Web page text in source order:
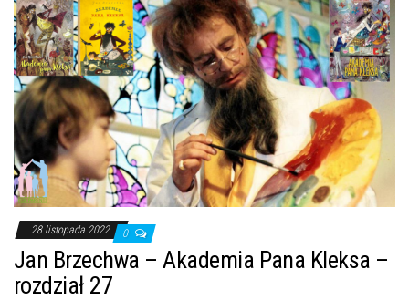
28 listopada 2022 0
Jan Brzechwa – Akademia Pana Kleksa –
rozdział 27